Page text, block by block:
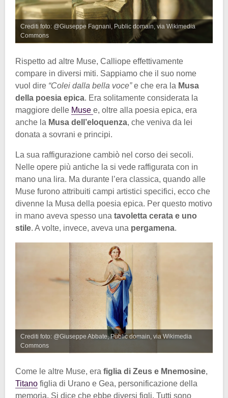
Crediti foto: @Giuseppe Fagnani, Public domain, via Wikimedia
Commons
Rispetto ad altre Muse, Calliope effettivamente
compare in diversi miti. Sappiamo che il suo nome
vuol dire “Colei dalla bella voce”e che era la Musa
della poesia epica. Era solitamente considerata la
maggiore delle Muse e, oltre alla poesia epica, era
anche la Musa dell’eloquenza, che veniva da lei
donata a sovrani e principi.
La sua raffigurazione cambiò nel corso dei secoli.
Nelle opere più antiche la si vede raffigurata con in
mano una lira. Ma durante l’era classica, quando alle
Muse furono attribuiti campi artistici specifici, ecco che
divenne la Musa della poesia epica. Per questo motivo
in mano aveva spesso una tavoletta cerata e uno
stile. A volte, invece, aveva una pergamena.
Crediti foto: @Giuseppe Abbate, Public domain, via Wikimedia
Commons
Come le altre Muse, era figlia di Zeus e Mnemosine,
Titano figlia di Urano e Gea, personificazione della
memoria. Si dice che ebbe diversi figli. Tutti sono